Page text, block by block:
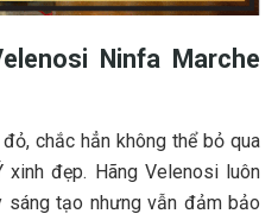
Ninfa Marche
chắc hẳn không thể bỏ qua
đẹp. Hãng Velenosi luôn
tạo nhưng vẫn đảm bảo